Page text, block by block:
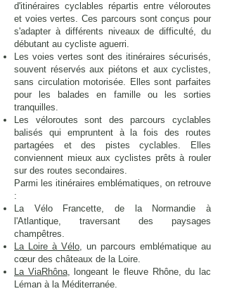
d'itinéraires cyclables répartis entre véloroutes
et voies vertes. Ces parcours sont conçus pour
s'adapter à différents niveaux de difficulté, du
débutant au cycliste aguerri.
Les voies vertes sont des itinéraires sécurisés,
souvent réservés aux piétons et aux cyclistes,
sans circulation motorisée. Elles sont parfaites
pour les balades en famille ou les sorties
tranquilles.
Les véloroutes sont des parcours cyclables
balisés qui empruntent à la fois des routes
partagées et des pistes cyclables. Elles
conviennent mieux aux cyclistes prêts à rouler
sur des routes secondaires.
Parmi les itinéraires emblématiques, on retrouve
:
La Vélo Francette, de la Normandie à
l'Atlantique, traversant des paysages
champêtres.
La Loire à Vélo, un parcours emblématique au
cœur des châteaux de la Loire.
La ViaRhôna, longeant le fleuve Rhône, du lac
Léman à la Méditerranée.